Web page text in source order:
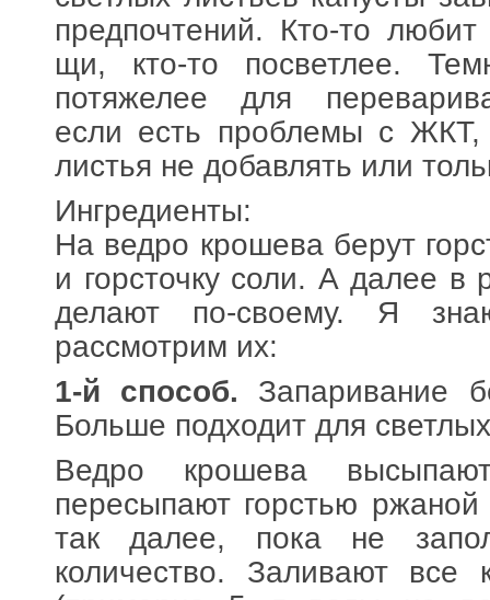
предпочтений. Кто-то
щи, кто-то посветлее.
потяжелее для
если есть проблемы с
листья не добавлять или
Ингредиенты:
На ведро крошева берут
и горсточку соли. А далее в
делают по-своему. Я
рассмотрим их:
1-й способ. Запаривание
Больше подходит для
Ведро крошева
пересыпают горстью
так далее, пока не
количество. Заливают все